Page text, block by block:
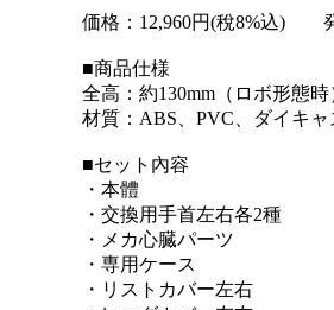
価格：12,960円(稅8%込) 発
■商品仕様
全高：約130mm（ロボ形態時
材質：ABS、PVC、ダイキャ
■セット內容
・本體
・交換用手首左右各2種
・メカ心臓パーツ
・専用ケース
・リストカバー左右